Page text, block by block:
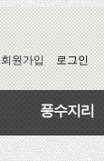
회원가입 로그인
풍수지리